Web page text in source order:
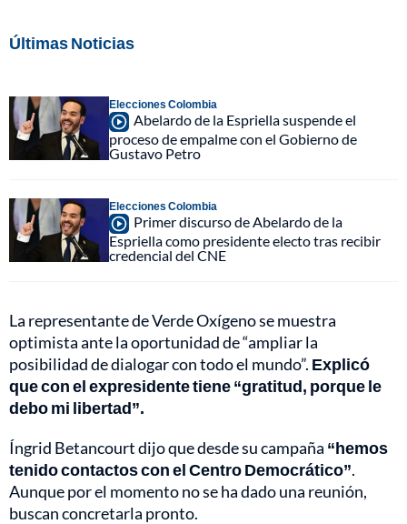
Últimas Noticias
Elecciones Colombia
Abelardo de la Espriella suspende el
proceso de empalme con el Gobierno de
Gustavo Petro
Elecciones Colombia
Primer discurso de Abelardo de la
Espriella como presidente electo tras recibir
credencial del CNE
La representante de Verde Oxígeno se muestra
optimista ante la oportunidad de “ampliar la
posibilidad de dialogar con todo el mundo”. Explicó
que con el expresidente tiene “gratitud, porque le
debo mi libertad”.
Íngrid Betancourt dijo que desde su campaña “hemos
tenido contactos con el Centro Democrático”.
Aunque por el momento no se ha dado una reunión,
buscan concretarla pronto.